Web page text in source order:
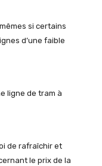
si certains
d’une faible
ligne de tram à
de rafraîchir et
le prix de la